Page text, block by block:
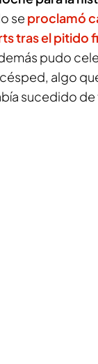
se proclamó
tras el pitido
pudo
algo
sucedido